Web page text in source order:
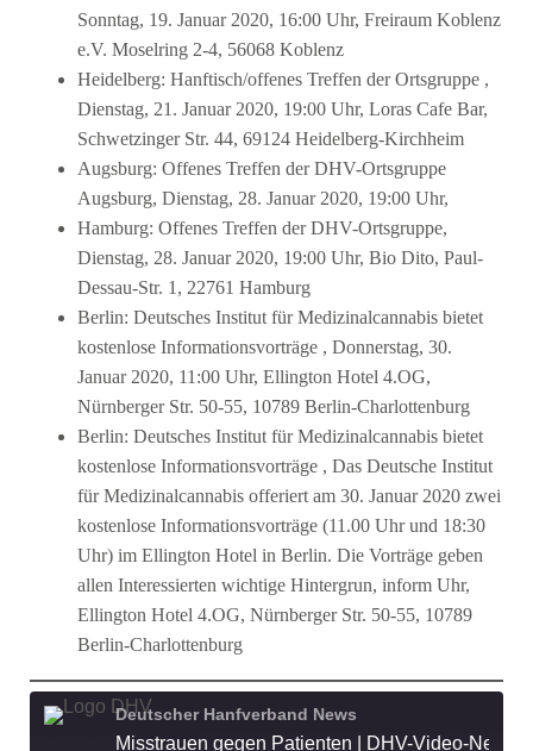
Sonntag, 19. Januar 2020, 16:00 Uhr, Freiraum Koblenz
e.V. Moselring 2-4, 56068 Koblenz
Heidelberg: Hanftisch/offenes Treffen der Ortsgruppe ,
Dienstag, 21. Januar 2020, 19:00 Uhr, Loras Cafe Bar,
Schwetzinger Str. 44, 69124 Heidelberg-Kirchheim
Augsburg: Offenes Treffen der DHV-Ortsgruppe
Augsburg, Dienstag, 28. Januar 2020, 19:00 Uhr,
Hamburg: Offenes Treffen der DHV-Ortsgruppe,
Dienstag, 28. Januar 2020, 19:00 Uhr, Bio Dito, Paul-
Dessau-Str. 1, 22761 Hamburg
Berlin: Deutsches Institut für Medizinalcannabis bietet
kostenlose Informationsvorträge , Donnerstag, 30.
Januar 2020, 11:00 Uhr, Ellington Hotel 4.OG,
Nürnberger Str. 50-55, 10789 Berlin-Charlottenburg
Berlin: Deutsches Institut für Medizinalcannabis bietet
kostenlose Informationsvorträge , Das Deutsche Institut
für Medizinalcannabis offeriert am 30. Januar 2020 zwei
kostenlose Informationsvorträge (11.00 Uhr und 18:30
Uhr) im Ellington Hotel in Berlin. Die Vorträge geben
allen Interessierten wichtige Hintergrun, inform Uhr,
Ellington Hotel 4.OG, Nürnberger Str. 50-55, 10789
Berlin-Charlottenburg
Deutscher Hanfverband News